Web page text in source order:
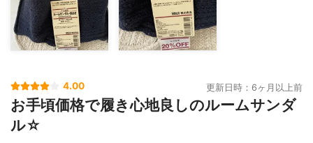
4.00 更新日時：6ヶ月以上前
お手頃価格で履き心地良しのルームサンダ
ル☆